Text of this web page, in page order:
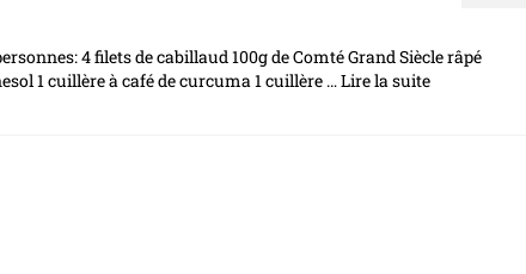
4 filets de cabillaud 100g de Comté Grand Siècle râpé
1 cuillère à café de curcuma 1 cuillère …Lire la suite­­